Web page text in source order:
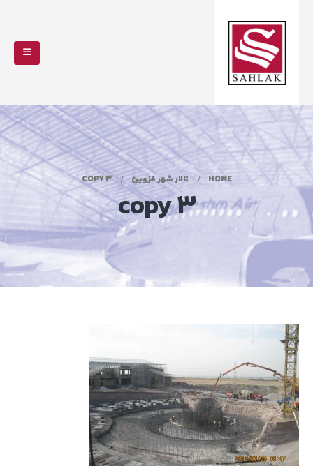
HOME تالار شهر قزوین 3 COPY
3 copy